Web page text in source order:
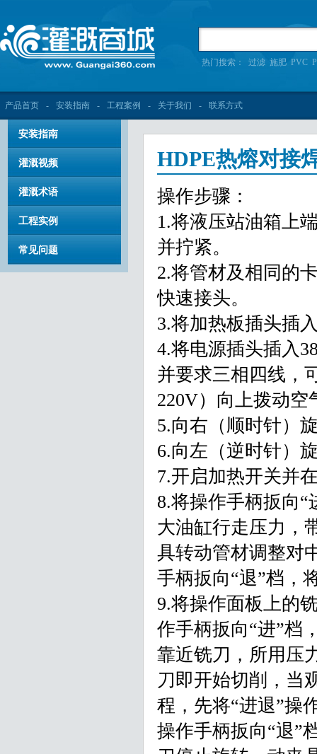
热门搜索： 过滤 施肥 PVC
产品首页 - 安装指南 - 工程案例 - 关于我们 - 联系方式
安装指南
灌溉视频
灌溉术语
工程实例
常见问题
HDPE热熔对接
操作步骤：
1.将液压站油箱上
并拧紧。
2.将管材及相同的
快速接头。
3.将加热板插头插
4.将电源插头插入
并要求三相四线，
220V）向上拨动
5.向右（顺时针）
6.向左（逆时针）
7.开启加热开关并
8.将操作手柄扳向
大油缸行走压力，
具转动管材调整对
手柄扳向“退”档，
9.将操作面板上的
作手柄扳向“进”档
靠近铣刀，所用压
刀即开始切削，当
程，先将“进退”操
操作手柄扳向“退”